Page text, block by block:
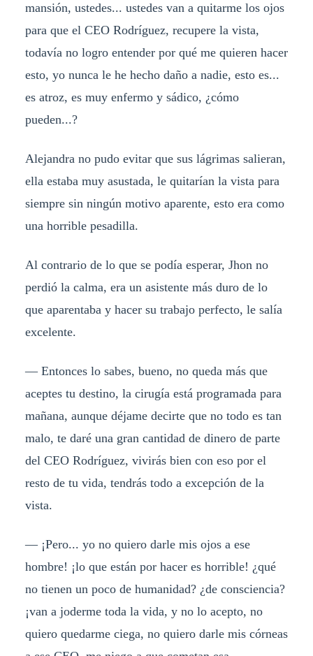
mansión, ustedes... ustedes van a quitarme los ojos
para que el CEO Rodríguez, recupere la vista,
todavía no logro entender por qué me quieren hacer
esto, yo nunca le he hecho daño a nadie, esto es...
es atroz, es muy enfermo y sádico, ¿cómo
pueden...?
Alejandra no pudo evitar que sus lágrimas salieran,
ella estaba muy asustada, le quitarían la vista para
siempre sin ningún motivo aparente, esto era como
una horrible pesadilla.
Al contrario de lo que se podía esperar, Jhon no
perdió la calma, era un asistente más duro de lo
que aparentaba y hacer su trabajo perfecto, le salía
excelente.
— Entonces lo sabes, bueno, no queda más que
aceptes tu destino, la cirugía está programada para
mañana, aunque déjame decirte que no todo es tan
malo, te daré una gran cantidad de dinero de parte
del CEO Rodríguez, vivirás bien con eso por el
resto de tu vida, tendrás todo a excepción de la
vista.
— ¡Pero... yo no quiero darle mis ojos a ese
hombre! ¡lo que están por hacer es horrible! ¿qué
no tienen un poco de humanidad? ¿de consciencia?
¡van a joderme toda la vida, y no lo acepto, no
quiero quedarme ciega, no quiero darle mis córneas